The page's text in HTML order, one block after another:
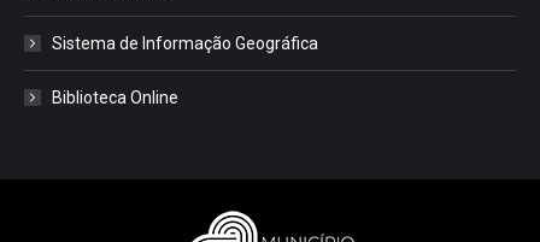
Sistema de Informação Geográfica
Biblioteca Online